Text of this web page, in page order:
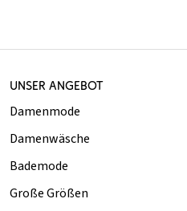
UNSER ANGEBOT
Damenmode
Damenwäsche
Bademode
Große Größen